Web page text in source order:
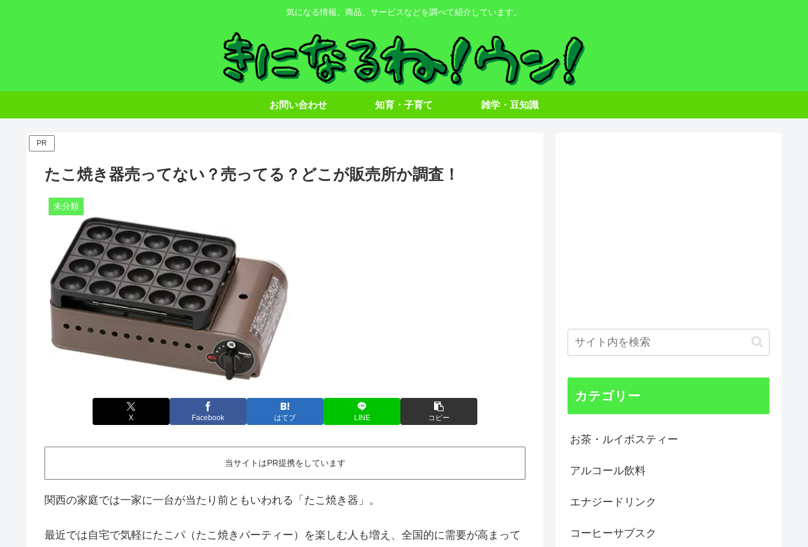
気になる情報、商品、サービスなどを調べて紹介しています。
お問い合わせ 知育・子育て 雑学・豆知識
PR
たこ焼き器売ってない？売ってる？どこが販売所か調査！
未分類
X Facebook はてブ LINE コピー
当サイトはPR提携をしています
関西の家庭では一家に一台が当たり前ともいわれる「たこ焼き器」。
最近では自宅で気軽にたこパ（たこ焼きパーティー）を楽しむ人も増え、全国的に需要が高まって
カテゴリー
お茶・ルイボスティー
アルコール飲料
エナジードリンク
コーヒーサブスク